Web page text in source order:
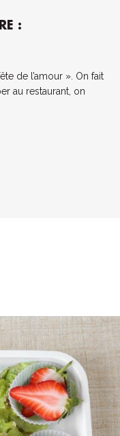
:
de l’amour ». On fait
au restaurant, on